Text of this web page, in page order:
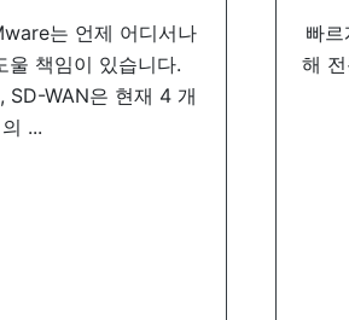
는 언제 어디서나
울 책임이 있습니다.
SD-WAN은 현재 4 개
의 ...
빠
해